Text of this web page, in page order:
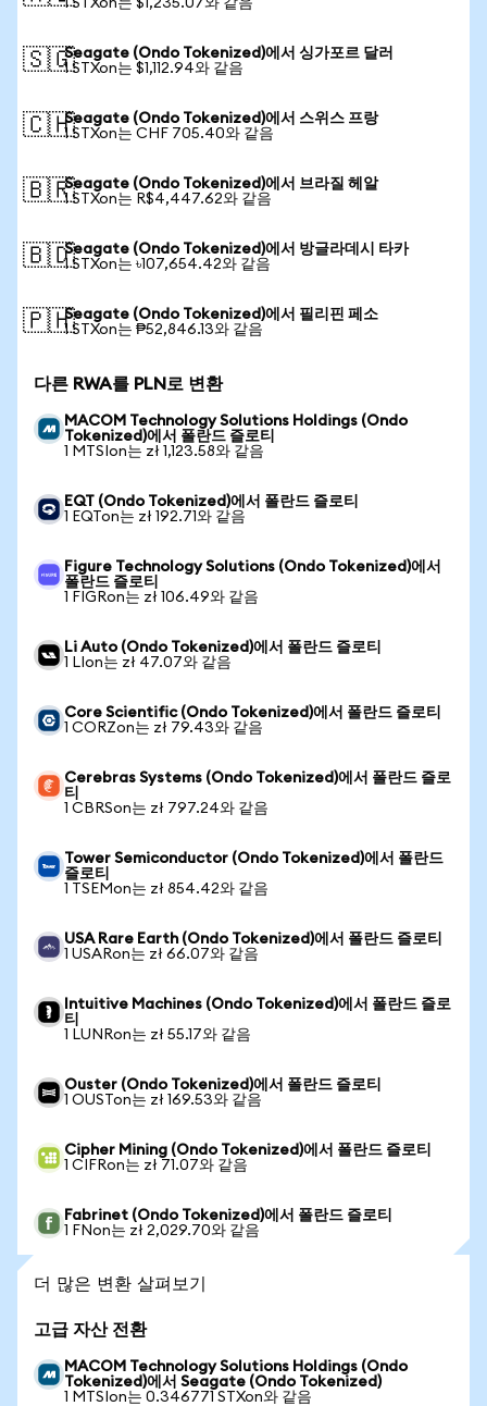
1 STXon는 $1,235.07와 같음
🇸🇬Seagate (Ondo Tokenized)에서 싱가포르 달러
1 STXon는 $1,112.94와 같음
🇨🇭Seagate (Ondo Tokenized)에서 스위스 프랑
1 STXon는 CHF 705.40와 같음
🇧🇷Seagate (Ondo Tokenized)에서 브라질 헤알
1 STXon는 R$4,447.62와 같음
🇧🇩Seagate (Ondo Tokenized)에서 방글라데시 타카
1 STXon는 ৳107,654.42와 같음
🇵🇭Seagate (Ondo Tokenized)에서 필리핀 페소
1 STXon는 ₱52,846.13와 같음
다른 RWA를 PLN로 변환
MACOM Technology Solutions Holdings (Ondo
Tokenized)에서 폴란드 즐로티
1 MTSIon는 zł 1,123.58와 같음
EQT (Ondo Tokenized)에서 폴란드 즐로티
1 EQTon는 zł 192.71와 같음
Figure Technology Solutions (Ondo Tokenized)에서
폴란드 즐로티
1 FIGRon는 zł 106.49와 같음
Li Auto (Ondo Tokenized)에서 폴란드 즐로티
1 LIon는 zł 47.07와 같음
Core Scientific (Ondo Tokenized)에서 폴란드 즐로티
1 CORZon는 zł 79.43와 같음
Cerebras Systems (Ondo Tokenized)에서 폴란드 즐로
티
1 CBRSon는 zł 797.24와 같음
Tower Semiconductor (Ondo Tokenized)에서 폴란드
즐로티
1 TSEMon는 zł 854.42와 같음
USA Rare Earth (Ondo Tokenized)에서 폴란드 즐로티
1 USARon는 zł 66.07와 같음
Intuitive Machines (Ondo Tokenized)에서 폴란드 즐로
티
1 LUNRon는 zł 55.17와 같음
Ouster (Ondo Tokenized)에서 폴란드 즐로티
1 OUSTon는 zł 169.53와 같음
Cipher Mining (Ondo Tokenized)에서 폴란드 즐로티
1 CIFRon는 zł 71.07와 같음
Fabrinet (Ondo Tokenized)에서 폴란드 즐로티
1 FNon는 zł 2,029.70와 같음
더 많은 변환 살펴보기
고급 자산 전환
MACOM Technology Solutions Holdings (Ondo
Tokenized)에서 Seagate (Ondo Tokenized)
1 MTSIon는 0.346771 STXon와 같음